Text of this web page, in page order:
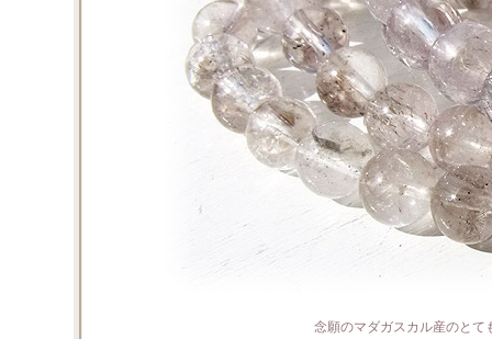
念願のマダガスカル産のとて